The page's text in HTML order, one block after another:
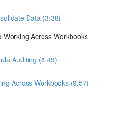
Data (3:38)
Working Across Workbooks
Auditing (6:49)
Across Workbooks (9:57)